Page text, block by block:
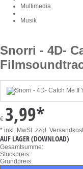
Multimedia
Musik
Snorri - 4D-
€ 3,99*
* inkl. MwSt. zzgl.
AUF LAGER(DOWNLOAD)
Gesamtsumme:
Stückpreis:
Grundpreis: